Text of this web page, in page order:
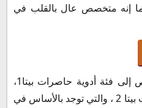
إنه متخصص عال بالقلب في
ينتمي برشام نيفيلوب 5 أقراص إلى فئة أدوية حاصرات بيتا1،
وله نشاط قليل على مستقبلات بيتا 2 ، والتي توجد بالأساس في